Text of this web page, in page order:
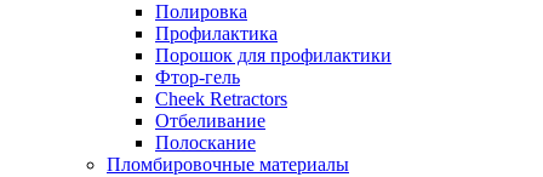
Полировка
Профилактика
Порошок для профилактики
Фтор-гель
Cheek Retractors
Отбеливание
Полоскание
Пломбировочные материалы